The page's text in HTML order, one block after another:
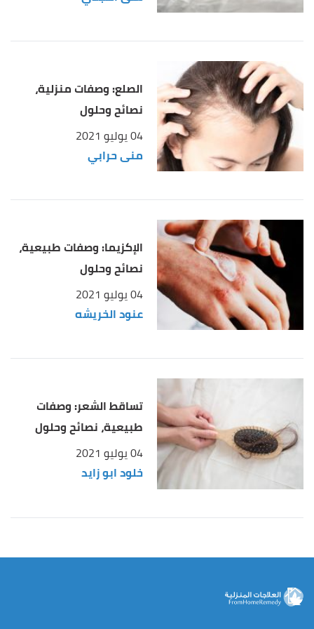
30/4/2021. Edited.
الصلع: وصفات منزلية،
نصائح وحلول
04 يوليو 2021
منى حرابي
الإكزيما: وصفات طبيعية،
نصائح وحلول
04 يوليو 2021
عنود الخريشه
تساقط الشعر: وصفات
طبيعية، نصائح وحلول
04 يوليو 2021
خلود ابو زايد